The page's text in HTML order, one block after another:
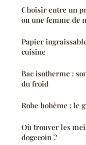
Choisir entre un
ou une femme de
Papier
cuisine
Bac isotherme :
du froid
Robe bohème : le
Où trouver les
dogecoin ?